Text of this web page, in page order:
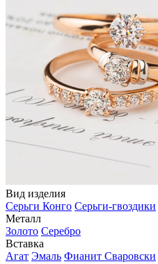
Вид изделия
Серьги Конго Серьги-гвоздики
Металл
Золото Серебро
Вставка
Агат Эмаль Фианит Сваровски